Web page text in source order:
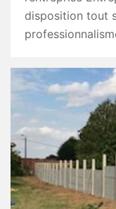
disposition tout